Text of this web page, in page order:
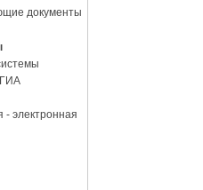
документы
ГИА
- электронная